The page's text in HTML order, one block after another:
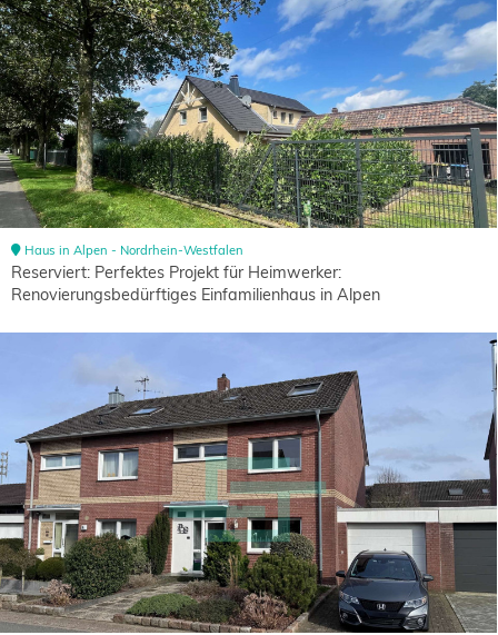
Haus in Alpen - Nordrhein-Westfalen
Reserviert: Perfektes Projekt für Heimwerker:
Renovierungsbedürftiges Einfamilienhaus in Alpen